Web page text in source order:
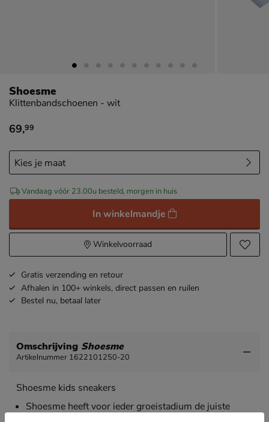
Shoesme
Klittenbandschoenen - wit
€ 69,99
69,99
Vandaag vóór 23.00u besteld, morgen in huis
In winkelmandje
Winkelvoorraad
Gratis verzending en retour
Afhalen in 100+ winkels, direct passen en ruilen
Bestel nu, betaal later
Omschrijving Shoesme
Artikelnummer 1622101250-20
Shoesme kids sneakers
Shoesme heeft voor ieder groeistadium de juiste